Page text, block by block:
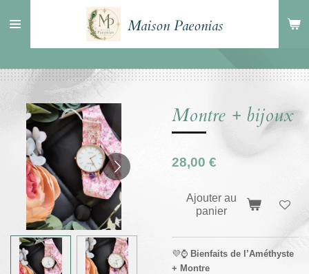
au
Maison Paeonias
Montre + bijoux
28,00 €
Ajouter au
panier
💜⌚ Bienfaits de l’Améthyste
+ Montre